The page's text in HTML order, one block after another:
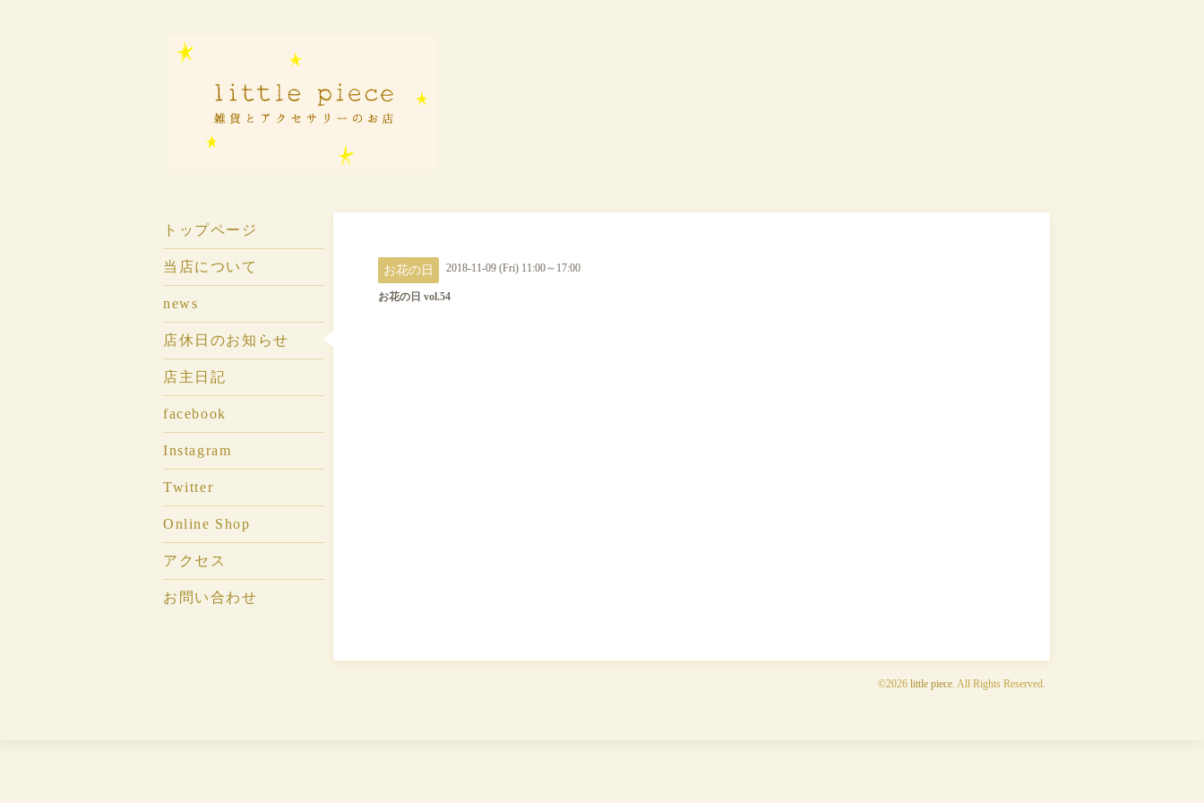
お花の日 2018-11-09 (Fri) 11:00～17:00
お花の日 vol.54
©2026 little piece . All Rights Reserved.
トップページ
当店について
news
店休日のお知らせ
店主日記
facebook
Instagram
Twitter
Online Shop
アクセス
お問い合わせ